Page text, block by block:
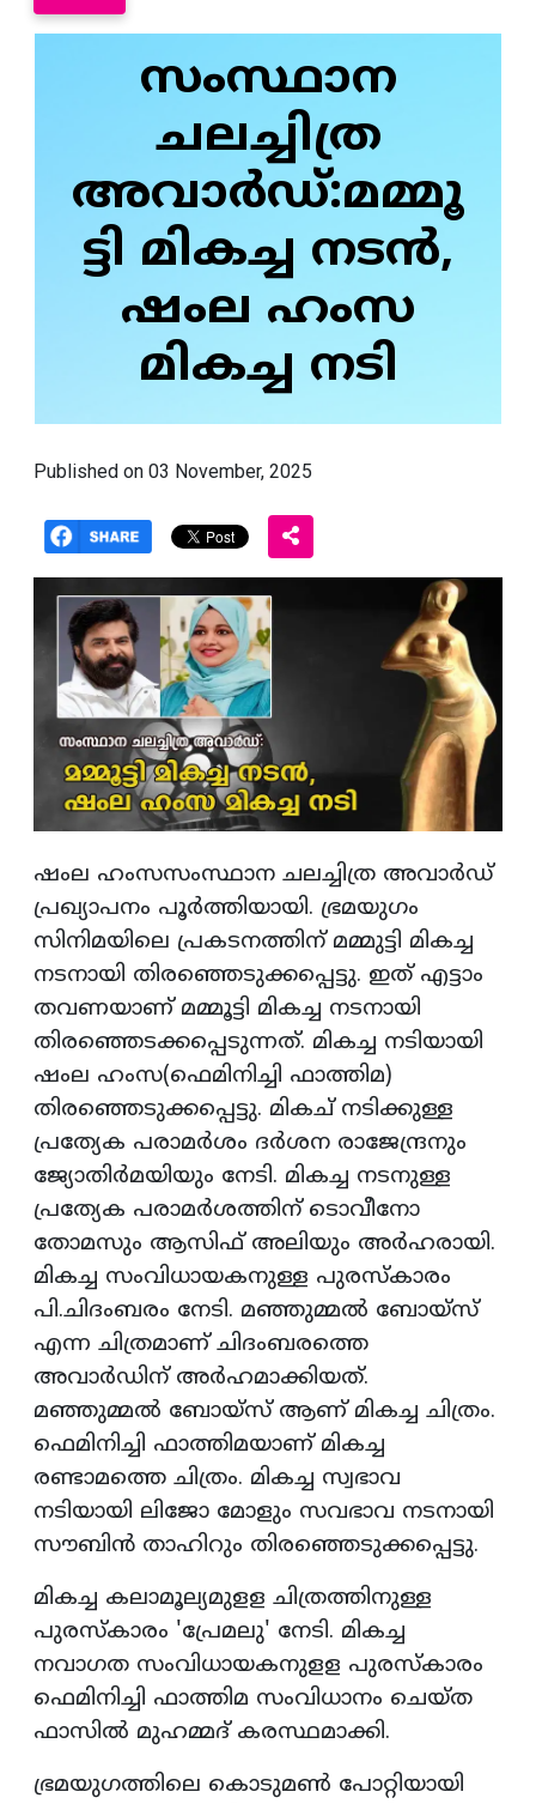
സംസ്ഥാന
ചലച്ചിത്ര
അവാര്‍ഡ്:മമ്മൂ
ട്ടി മികച്ച നടന്‍,
ഷംല ഹംസ
മികച്ച നടി
Published on 03 November, 2025
ഷംല ഹംസസംസ്ഥാന ചലച്ചിത്ര അവാര്‍ഡ്
പ്രഖ്യാപനം പൂര്‍ത്തിയായി. ഭ്രമയുഗം
സിനിമയിലെ പ്രകടനത്തിന് മമ്മുട്ടി മികച്ച
നടനായി തിരഞ്ഞെടുക്കപ്പെട്ടു. ഇത് എട്ടാം
തവണയാണ് മമ്മൂട്ടി മികച്ച നടനായി
തിരഞ്ഞെടക്കപ്പെടുന്നത്. മികച്ച നടിയായി
ഷംല ഹംസ(ഫെമിനിച്ചി ഫാത്തിമ)
തിരഞ്ഞെടുക്കപ്പെട്ടു. മികച് നടിക്കുള്ള
പ്രത്യേക പരാമര്‍ശം ദര്‍ശന രാജേന്ദ്രനും
ജ്യോതിര്‍മയിയും നേടി. മികച്ച നടനുള്ള
പ്രത്യേക പരാമര്‍ശത്തിന് ടൊവീനോ
തോമസും ആസിഫ് അലിയും അര്‍ഹരായി.
മികച്ച സംവിധായകനുള്ള പുരസ്‌കാരം
പി.ചിദംബരം നേടി. മഞ്ഞുമ്മല്‍ ബോയ്‌സ്
എന്ന ചിത്രമാണ് ചിദംബരത്തെ
അവാര്‍ഡിന് അര്‍ഹമാക്കിയത്.
മഞ്ഞുമ്മല്‍ ബോയ്‌സ് ആണ് മികച്ച ചിത്രം.
ഫെമിനിച്ചി ഫാത്തിമയാണ് മികച്ച
രണ്ടാമത്തെ ചിത്രം. മികച്ച സ്വഭാവ
നടിയായി ലിജോ മോളും സവഭാവ നടനായി
സൗബിന്‍ താഹിറും തിരഞ്ഞെടുക്കപ്പെട്ടു.
മികച്ച കലാമൂല്യമുളള ചിത്രത്തിനുള്ള
പുരസ്‌കാരം 'പ്രേമലു' നേടി. മികച്ച
നവാഗത സംവിധായകനുളള പുരസ്‌കാരം
ഫെമിനിച്ചി ഫാത്തിമ സംവിധാനം ചെയ്ത
ഫാസില്‍ മുഹമ്മദ് കരസ്ഥമാക്കി.
ഭ്രമയുഗത്തിലെ കൊടുമണ്‍ പോറ്റിയായി